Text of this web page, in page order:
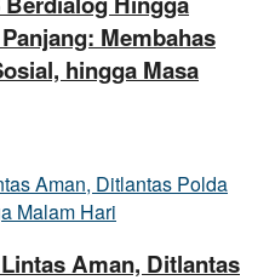
Membahas
hingga Masa
Aman, Ditlantas